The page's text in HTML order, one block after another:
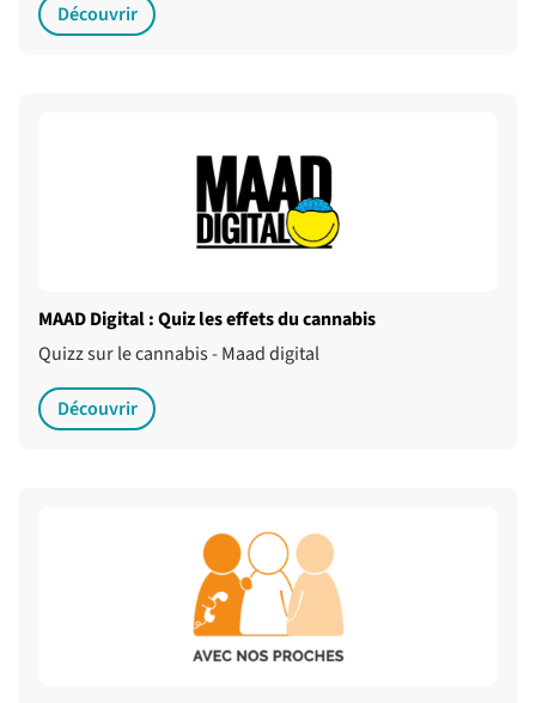
Découvrir
MAAD Digital : Quiz les effets du cannabis
Quizz sur le cannabis - Maad digital
Découvrir